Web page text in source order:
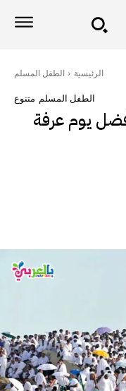
الرئيسية الطفل المسلم
الطفل المسلم متنوع
يوم عرفة